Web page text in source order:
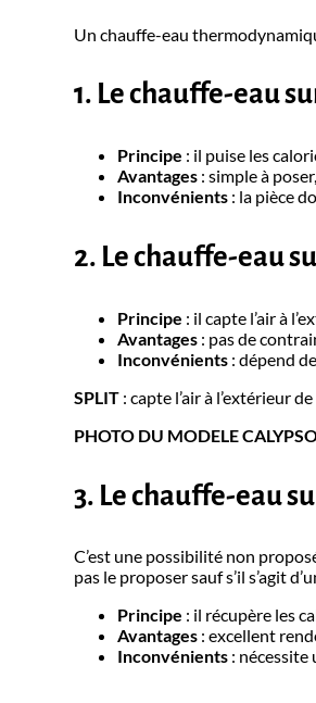
Un chauffe-eau
1. Le chauffe-eau
Principe : il puise les
Avantages : simple à
Inconvénients : la pièce
2. Le chauffe-eau
Principe : il capte l’air à
Avantages : pas de
Inconvénients : dépend
SPLIT : capte l’air à l’extérieur
PHOTO DU MODELE
3. Le chauffe-eau
C’est une possibilité non
pas le proposer sauf s’il s’agit
Principe : il récupère les
Avantages : excellent
Inconvénients : nécessite